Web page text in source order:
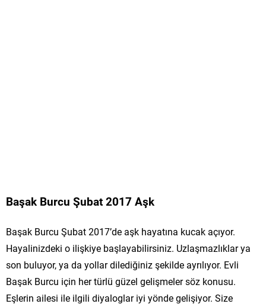
Başak Burcu Şubat 2017 Aşk
Başak Burcu Şubat 2017’de aşk hayatına kucak açıyor.
Hayalinizdeki o ilişkiye başlayabilirsiniz. Uzlaşmazlıklar ya
son buluyor, ya da yollar dilediğiniz şekilde ayrılıyor. Evli
Başak Burcu için her türlü güzel gelişmeler söz konusu.
Eşlerin ailesi ile ilgili diyaloglar iyi yönde gelişiyor. Size